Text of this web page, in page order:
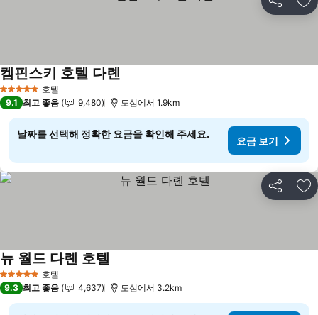
공유 즐
5 성급 호텔
켐핀스키 호텔 다롄
9.1 최고 좋음 9,480 도심에서 1.9km
날짜를 선택해 정확한 요금을 확인해 주세요.
요금 보기
공유 즐
5 성급 호텔
뉴 월드 다롄 호텔
9.3 최고 좋음 4,637 도심에서 3.2km